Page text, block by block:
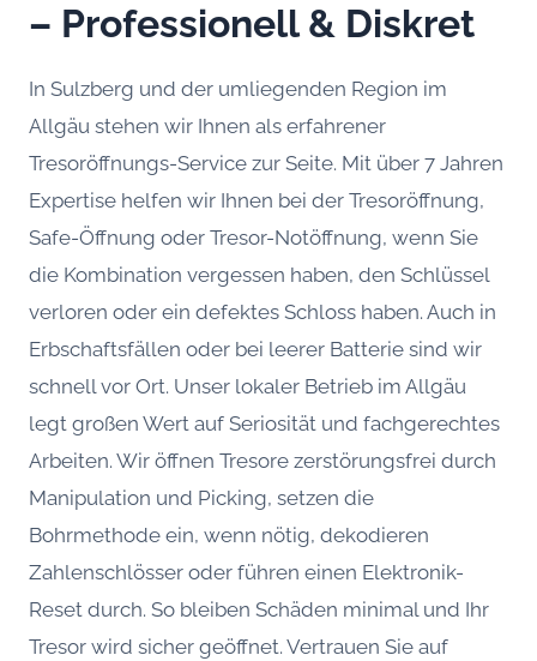
– Professionell & Diskret
In Sulzberg und der umliegenden Region im
Allgäu stehen wir Ihnen als erfahrener
Tresoröffnungs-Service zur Seite. Mit über 7 Jahren
Expertise helfen wir Ihnen bei der Tresoröffnung,
Safe-Öffnung oder Tresor-Notöffnung, wenn Sie
die Kombination vergessen haben, den Schlüssel
verloren oder ein defektes Schloss haben. Auch in
Erbschaftsfällen oder bei leerer Batterie sind wir
schnell vor Ort. Unser lokaler Betrieb im Allgäu
legt großen Wert auf Seriosität und fachgerechtes
Arbeiten. Wir öffnen Tresore zerstörungsfrei durch
Manipulation und Picking, setzen die
Bohrmethode ein, wenn nötig, dekodieren
Zahlenschlösser oder führen einen Elektronik-
Reset durch. So bleiben Schäden minimal und Ihr
Tresor wird sicher geöffnet. Vertrauen Sie auf